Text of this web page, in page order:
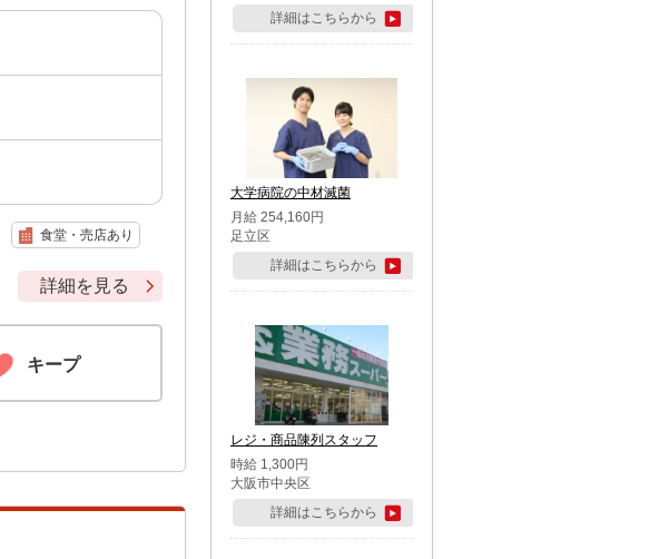
食堂・売店あり
詳細を見る
キープ
詳細はこちらから
大学病院の中材滅菌
月給 254,160円
足立区
詳細はこちらから
レジ・商品陳列スタッフ
時給 1,300円
大阪市中央区
詳細はこちらから